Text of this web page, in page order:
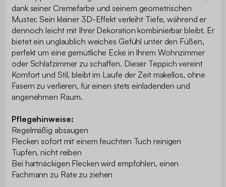
dank seiner Cremefarbe und seinem geometrischen
Muster. Sein kleiner 3D-Effekt verleiht Tiefe, während er
dennoch leicht mit Ihrer Dekoration kombinierbar bleibt. Er
bietet ein unglaublich weiches Gefühl unter den Füßen,
perfekt um eine gemütliche Ecke in Ihrem Wohnzimmer
oder Schlafzimmer zu schaffen. Dieser Teppich vereint
Komfort und Stil, bleibt im Laufe der Zeit makellos, ohne
Fasern zu verlieren, für einen stets einladenden und
angenehmen Raum.
Pflegehinweise:
Regelmäßig absaugen
Flecken sofort mit einem feuchten Tuch reinigen
Tupfen, nicht reiben
Bei hartnäckigen Flecken wird empfohlen, einen
Fachmann zu Rate zu ziehen